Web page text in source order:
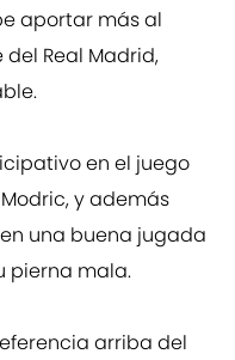
aportar más al
Real Madrid,
en el juego
y además
una buena jugada
pierna mala.
arriba del